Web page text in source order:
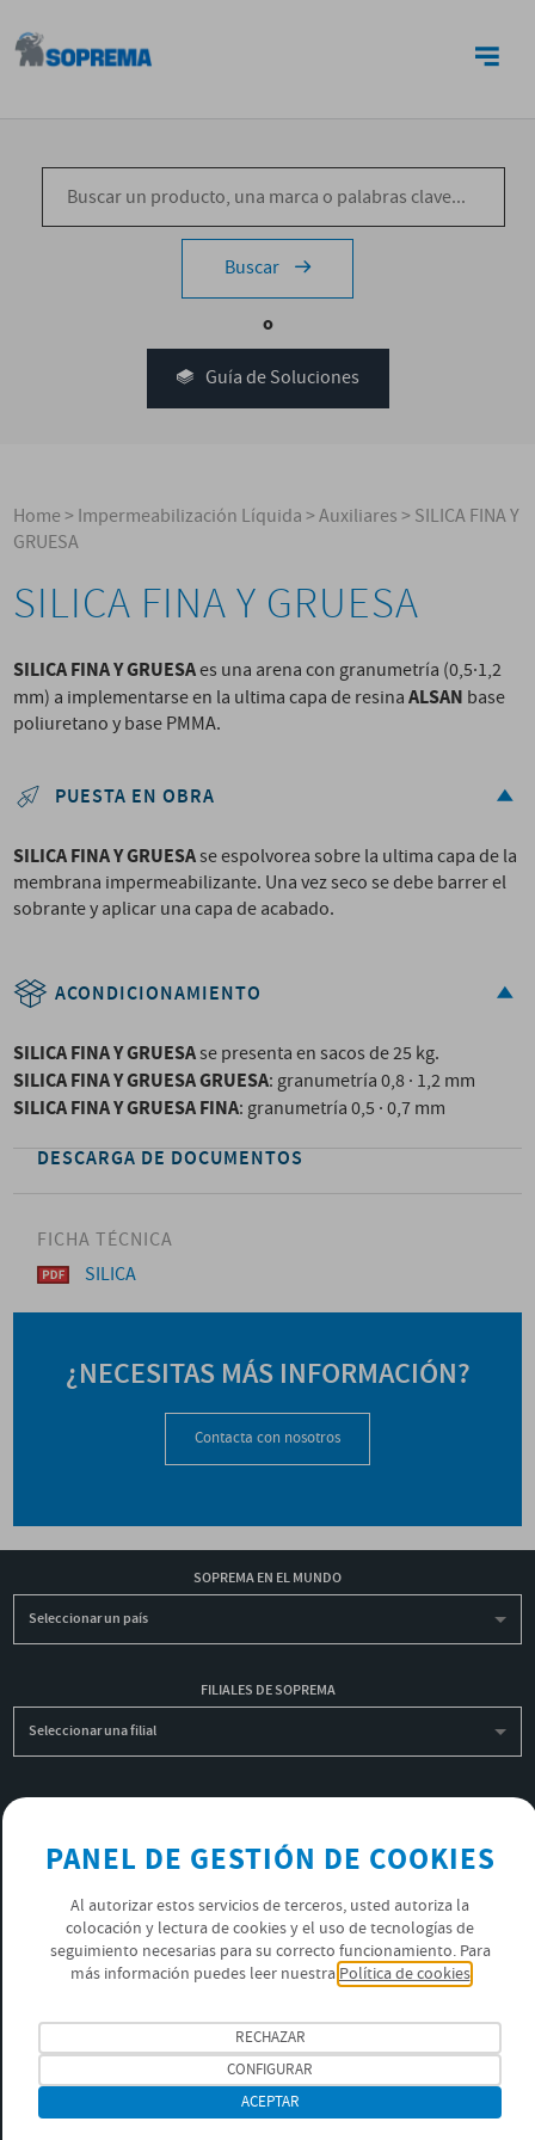
Buscar
o
Guía de Soluciones
Home>Impermeabilización Líquida>Auxiliares>SILICA FINA Y
GRUESA
SILICA FINA Y GRUESA
SILICA FINA Y GRUESAes una arena con granumetría (0,5·1,2
mm) a implementarse en la ultima capa de resinaALSAN base
poliuretano y base PMMA.
PUESTA EN OBRA
SILICA FINA Y GRUESAse espolvorea sobre la ultima capa de la
membrana impermeabilizante. Una vez seco se debe barrer el
sobrante y aplicar una capa de acabado.
ACONDICIONAMIENTO
SILICA FINA Y GRUESAse presenta en sacos de 25 kg.
SILICA FINA Y GRUESA GRUESA: granumetría 0,8 · 1,2 mm
SILICA FINA Y GRUESA FINA: granumetría 0,5 · 0,7 mm
DESCARGA DE DOCUMENTOS
FICHA TÉCNICA
SILICA
¿NECESITAS MÁS INFORMACIÓN?
Contacta con nosotros
SOPREMA EN EL MUNDO
Seleccionar un país
FILIALES DE SOPREMA
Seleccionar una filial
INSCRIBIRME A LA NEWSLETTER
OK
POLÍTICA DE PRIVACIDAD
ÚNETE AL EQUIPO SOPREMA
SÍGUENOS
PANEL DE GESTIÓN DE COOKIES
Al autorizar estos servicios de terceros, usted autoriza la
colocación y lectura de cookies y el uso de tecnologías de
seguimiento necesarias para su correcto funcionamiento. Para
más información puedes leer nuestra Política de cookies
RECHAZAR
CONFIGURAR
ACEPTAR